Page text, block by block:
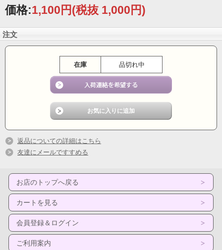
価格:1,100円(税抜 1,000円)
注文
在庫 品切れ中
返品についての詳細はこちら
友達にメールですすめる
お店のトップへ戻る
カートを見る
会員登録＆ログイン
ご利用案内